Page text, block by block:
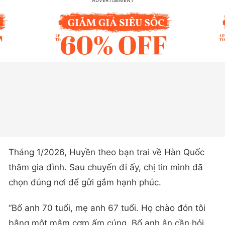
Tháng 1/2026, Huyền theo bạn trai về Hàn Quốc
thăm gia đình. Sau chuyến đi ấy, chị tin mình đã
chọn đúng nơi để gửi gắm hạnh phúc.
“Bố anh 70 tuổi, mẹ anh 67 tuổi. Họ chào đón tôi